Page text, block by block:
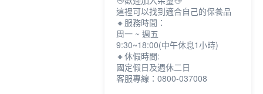
這裡可以找到適合自己的保養品
🔸服務時間：
周一 ~ 週五
9:30~18:00(中午休息1小時)
🔸休假時間:
國定假日及週休二日
客服專線：0800-037008